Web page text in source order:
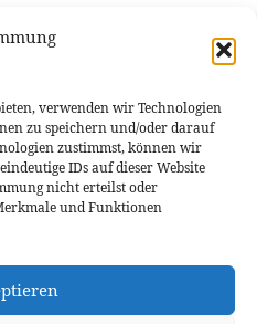
verwenden wir Technologien
zu speichern und/oder darauf
zustimmst, können wir
IDs auf dieser Website
nicht erteilst oder
und Funktionen
Kanal YouTube-Videos